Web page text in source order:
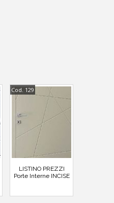
Cod. 129
LISTINO PREZZI
Porte Interne INCISE